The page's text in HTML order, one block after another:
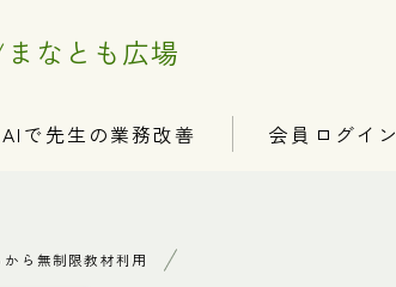
なとも広場
AIで先生の業務改善 会員ログイン
ら無制限教材利用